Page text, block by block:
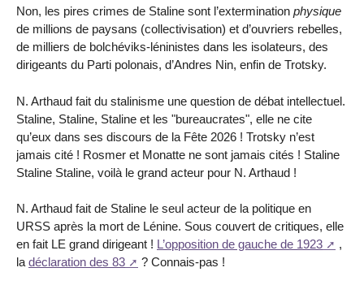
Non, les pires crimes de Staline sont l’extermination physique
de millions de paysans (collectivisation) et d’ouvriers rebelles,
de milliers de bolchéviks-léninistes dans les isolateurs, des
dirigeants du Parti polonais, d’Andres Nin, enfin de Trotsky.
N. Arthaud fait du stalinisme une question de débat intellectuel.
Staline, Staline, Staline et les "bureaucrates", elle ne cite
qu’eux dans ses discours de la Fête 2026 ! Trotsky n’est
jamais cité ! Rosmer et Monatte ne sont jamais cités ! Staline
Staline Staline, voilà le grand acteur pour N. Arthaud !
N. Arthaud fait de Staline le seul acteur de la politique en
URSS après la mort de Lénine. Sous couvert de critiques, elle
en fait LE grand dirigeant ! L’opposition de gauche de 1923
,
la déclaration des 83 ? Connais-pas !